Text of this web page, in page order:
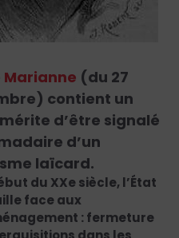
Marianne (du 27
contient un
d’être signalé
d’un
laïcard.
du XXe siècle, l’État
face aux
: fermeture